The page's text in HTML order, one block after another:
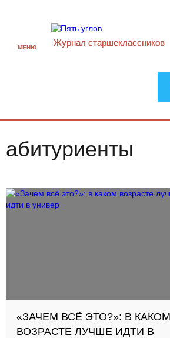
МЕНЮ Журнал старшекласcников
абитуриенты
«ЗАЧЕМ ВСЁ ЭТО?»: В КАКОМ
ВОЗРАСТЕ ЛУЧШЕ ИДТИ В